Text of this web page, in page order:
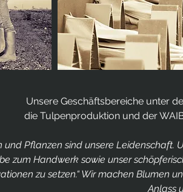
Unsere Geschäftsbereiche unter
die Tulpenproduktion und der
und Pflanzen sind unsere Leidenschaft.
zum Handwerk sowie unser
zu setzen.“ Wir machen Blumen
Anlass